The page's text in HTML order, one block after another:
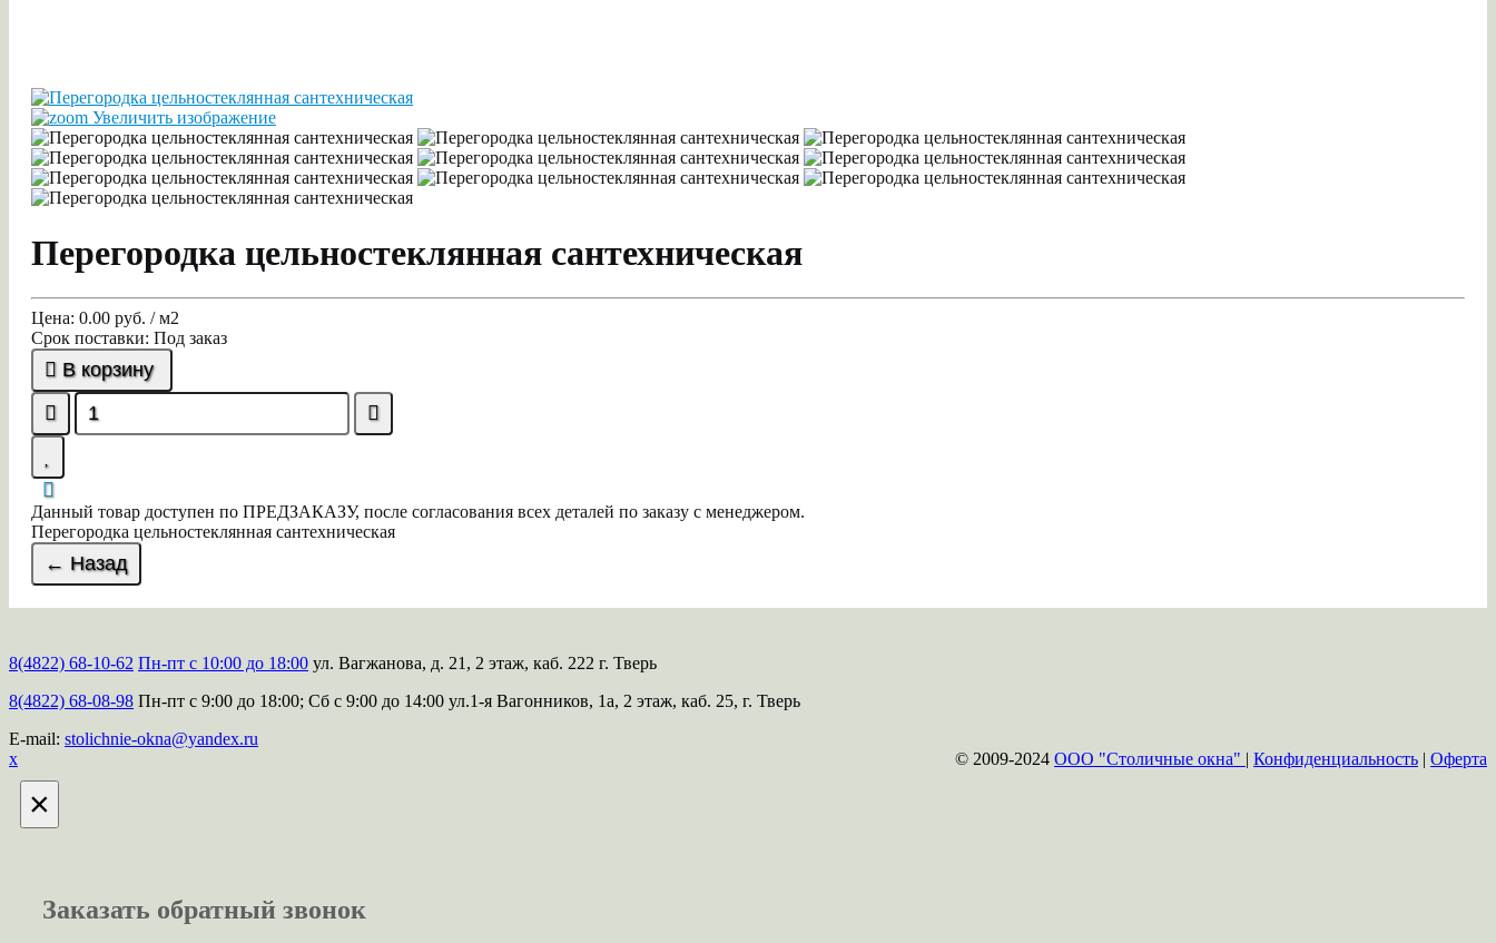
Увеличить изображение
Перегородка цельностеклянная сантехническая
Цена: 0.00 руб. / м2
Срок поставки: Под заказ
В корзину
Данный товар доступен по ПРЕДЗАКАЗУ, после согласования всех деталей по заказу с менеджером.
Перегородка цельностеклянная сантехническая
8(4822) 68-10-62 Пн-пт с 10:00 до 18:00 ул. Вагжанова, д. 21, 2 этаж, каб. 222 г. Тверь
8(4822) 68-08-98 Пн-пт с 9:00 до 18:00; Сб с 9:00 до 14:00 ул.1-я Вагонников, 1а, 2 этаж, каб. 25, г. Тверь
E-mail: stolichnie-okna@yandex.ru
© 2009-2024 ООО "Столичные окна" | Конфиденциальность | Оферта
х
×
Заказать обратный звонок